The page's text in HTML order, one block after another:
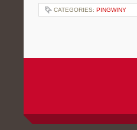
CATEGORIES: PINGWINY